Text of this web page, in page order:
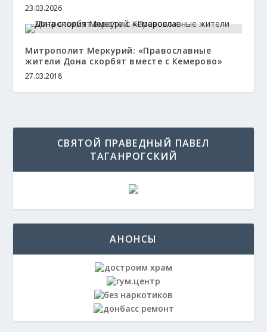
23.03.2026
Митрополит Меркурий: «Православные
жители Дона скорбят вместе с Кемерово»
27.03.2018
СВЯТОЙ ПРАВЕДНЫЙ ПАВЕЛ
ТАГАНРОГСКИЙ
АНОНСЫ